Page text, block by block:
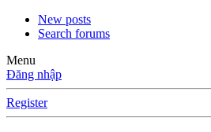
New posts
Search forums
Menu
Đăng nhập
Register